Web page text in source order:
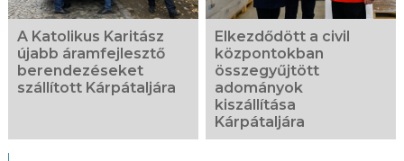
A Katolikus Karitász
újabb áramfejlesztő
berendezéseket
szállított Kárpátaljára
Elkezdődött a civil
központokban
összegyűjtött
adományok
kiszállítása
Kárpátaljára